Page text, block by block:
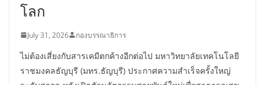
โลก
July 31, 2026 กองบรรณาธิการ
ไม่ต้องเสี่ยงกับสารเคมีตกค้างอีกต่อไป มหาวิทยาลัยเทคโนโลยี
ราชมงคลธัญบุรี (มทร.ธัญบุรี) ประกาศความสำเร็จครั้งใหญ่